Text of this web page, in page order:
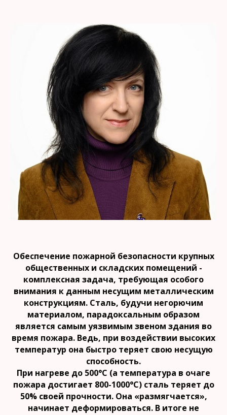
Обеспечение пожарной безопасности крупных
общественных и складских помещений -
комплексная задача, требующая особого
внимания к данным несущим металлическим
конструкциям. Сталь, будучи негорючим
материалом, парадоксальным образом
является самым уязвимым звеном здания во
время пожара. Ведь, при воздействии высоких
температур она быстро теряет свою несущую
способность.
При нагреве до 500°C (а температура в очаге
пожара достигает 800-1000°C) сталь теряет до
50% своей прочности. Она «размягчается»,
начинает деформироваться. В итоге не